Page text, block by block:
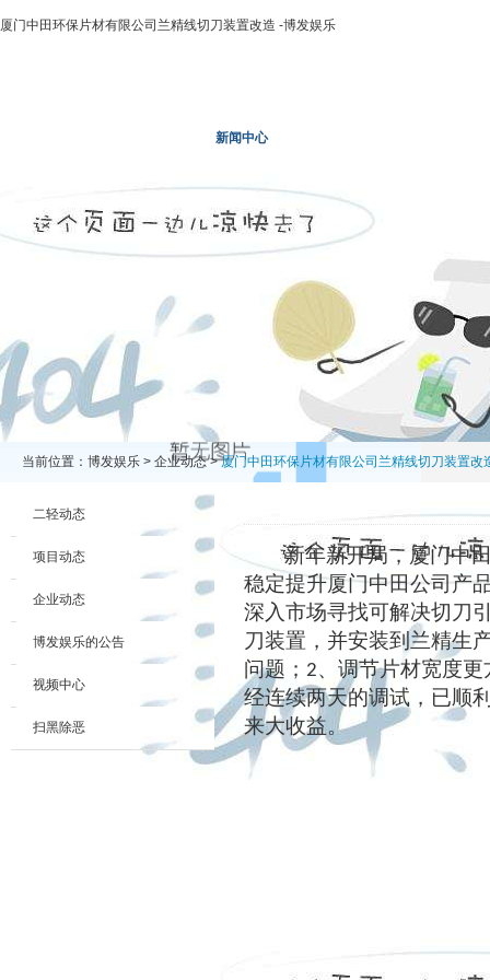
厦门中田环保片材有限公司兰精线切刀装置改造 -博发娱乐
新闻中心
当前位置： 博发娱乐 > 企业动态>厦门中田环保片材有限公司兰精线切刀装置改
二轻动态
项目动态
企业动态
博发娱乐的公告
视频中心
扫黑除恶
新年新开局，厦门中
稳定提升厦门中田公司产
深入市场寻找可解决切刀
刀装置，并安装到兰精生
问题； 2、调节片材宽度
经连续两天的调试，已顺
来大收益。